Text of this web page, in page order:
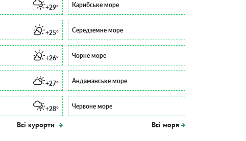
+29°
+25°
+26°
+27°
+28°
Всі курорти
Карибське море
Середземне море
Чорне море
Андаманське море
Червоне море
Всі моря